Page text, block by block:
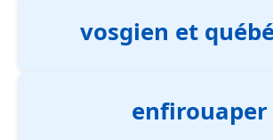
vosgien et
enfirouaper